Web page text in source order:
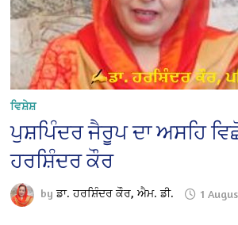
ਵਿਸ਼ੇਸ਼
ਪੁਸ਼ਪਿੰਦਰ ਜੈਰੂਪ ਦਾ ਅਸਹਿ
ਹਰਸ਼ਿੰਦਰ ਕੌਰ
byਡਾ. ਹਰਸ਼ਿੰਦਰ ਕੌਰ, ਐਮ. ਡੀ. 1